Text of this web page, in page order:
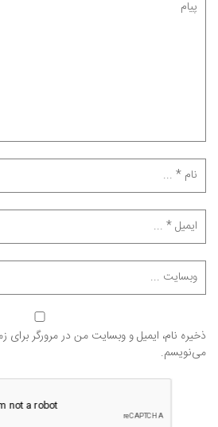
ذخیره نام، ایمیل و وبسایت من در مرورگر برای
می‌نویسم.